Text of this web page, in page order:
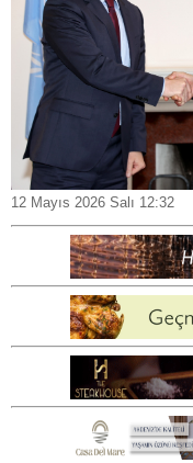
12 Mayıs 2026 Salı 12:32